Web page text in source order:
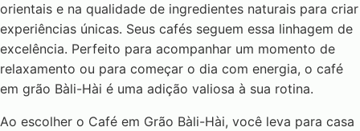
orientais e na qualidade de ingredientes naturais para criar
experiências únicas. Seus cafés seguem essa linhagem de
excelência. Perfeito para acompanhar um momento de
relaxamento ou para começar o dia com energia, o café
em grão Bàli-Hài é uma adição valiosa à sua rotina.
Ao escolher o Café em Grão Bàli-Hài, você leva para casa